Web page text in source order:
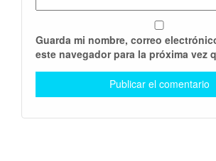
Guarda mi nombre, correo
este navegador para la próxima vez